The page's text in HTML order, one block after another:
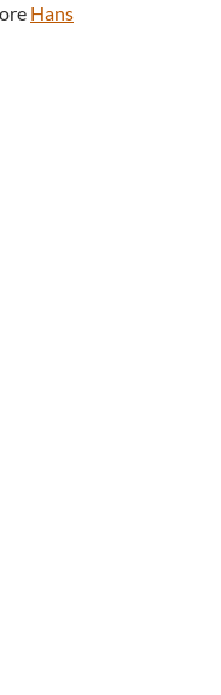
Hans
a imaginé la matière noire